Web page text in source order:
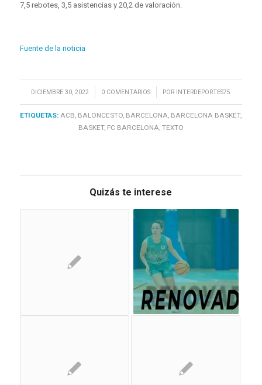
7,5 rebotes, 3,5 asistencias y 20,2 de valoración.
Fuente de la noticia
DICIEMBRE 30, 2022
/ 0 COMENTARIOS
/ POR INTERDEPORTES75
ETIQUETAS: ACB, BALONCESTO, BARCELONA, BARCELONA BASKET,
BASKET, FC BARCELONA, TEXTO
Quizás te interese